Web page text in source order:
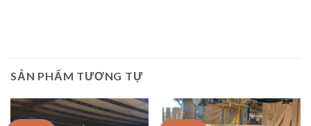
SẢN PHẨM TƯƠNG TỰ